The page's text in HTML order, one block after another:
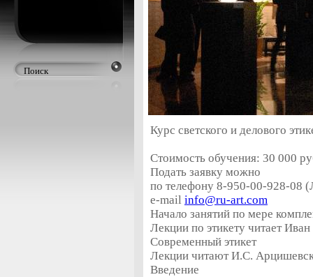
Курс светского и делового
Стоимость обучения: 30 000
Подать заявку можно
по телефону 8-950-00-928-08
e-mail info@ru-art.com
Начало занятий по мере
Лекции по этикету читает
Современный этикет
Лекции читают И.С.
Введение